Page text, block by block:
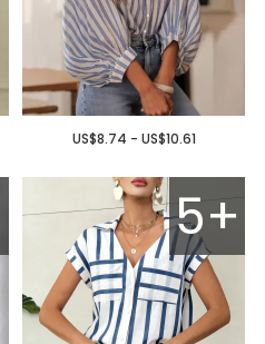
US$8.74 - US$10.61
5+